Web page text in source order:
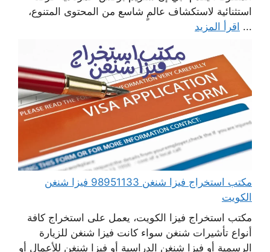
استثنائية لاستكشاف عالمٍ شاسع من المحتوى المتنوع،
... اقرأ المزيد
مكتب استخراج فيزا شنغن 98951133 فيزا شنغن
الكويت
مكتب استخراج فيزا الكويت، يعمل على استخراج كافة
أنواع تأشيرات شنغن سواء كانت فيزا شنغن للزيارة
الرسمية أو فيزا شنغن الدراسية أو فيزا شنغن للأعمال أو